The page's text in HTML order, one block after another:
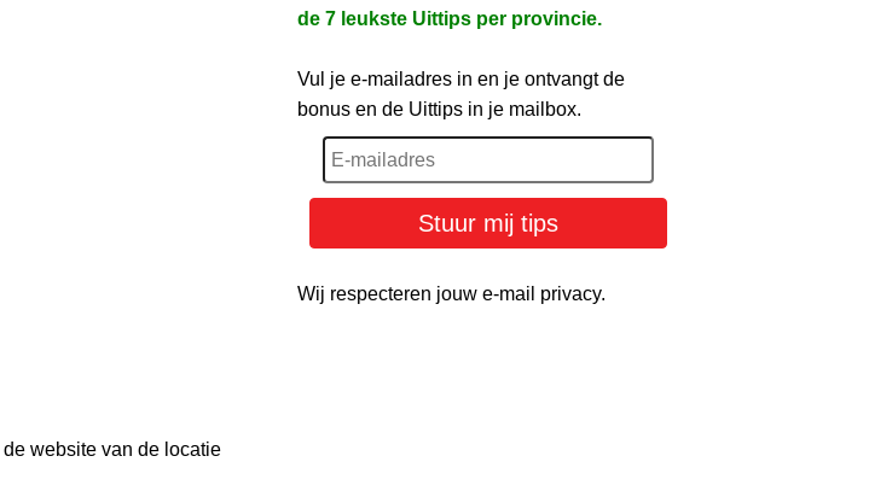
website van de locatie
de 7 leukste Uittips per provincie.
Vul je e-mailadres in en je ontvangt de
bonus en de Uittips in je mailbox.
Stuur mij tips
Wij respecteren jouw e-mail privacy.